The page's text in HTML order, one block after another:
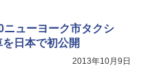
ニューヨーク市タクシ
日本で初公開
2013年10月9日